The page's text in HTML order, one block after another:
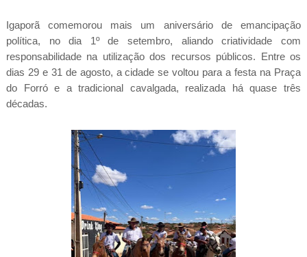
Igaporã comemorou mais um aniversário de emancipação
política, no dia 1º de setembro, aliando criatividade com
responsabilidade na utilização dos recursos públicos. Entre os
dias 29 e 31 de agosto, a cidade se voltou para a festa na Praça
do Forró e a tradicional cavalgada, realizada há quase três
décadas.